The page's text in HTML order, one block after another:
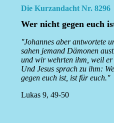
Die Kurzandacht Nr. 8296
Wer nicht gegen euch
''Johannes aber antwortete
sahen jemand Dämonen
und wir wehrten ihm, weil
Und Jesus sprach zu ihm:
gegen euch ist, ist für euch.''
Lukas 9, 49-50